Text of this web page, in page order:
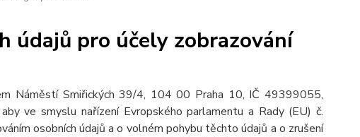
údajů pro účely zobrazování
Náměstí Smiřických 39/4, 104 00 Praha 10, IČ 49399055,
ve smyslu nařízení Evropského parlamentu a Rady (EU) č.
osobních údajů a o volném pohybu těchto údajů a o zrušení